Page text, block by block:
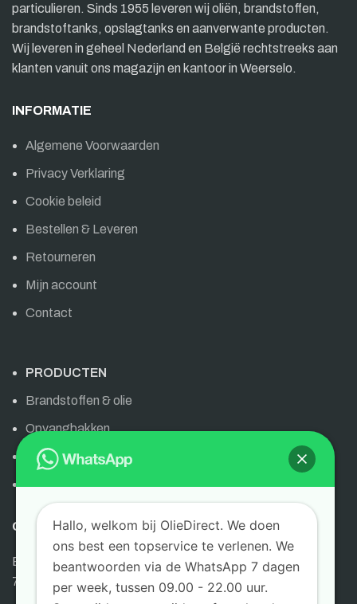
particulieren. Sinds 1955 leveren wij oliën, brandstoffen,
brandstoftanks, opslagtanks en aanverwante producten.
Wij leveren in geheel Nederland en België rechtstreeks aan
klanten vanuit ons magazijn en kantoor in Weerselo.
INFORMATIE
Algemene Voorwaarden
Privacy Verklaring
Cookie beleid
Bestellen & Leveren
Retourneren
Mijn account
Contact
PRODUCTEN
Brandstoffen & olie
Opvangbakken
Olie & brandstoffen
AdBlue
OLIEDIRECT
Bornsestraat 6
7595 LG Weerselo
Hallo, welkom bij OlieDirect. We doen
ons best een topservice te verlenen. We
beantwoorden via de WhatsApp 7 dagen
per week, tussen 09.00 - 22.00 uur.